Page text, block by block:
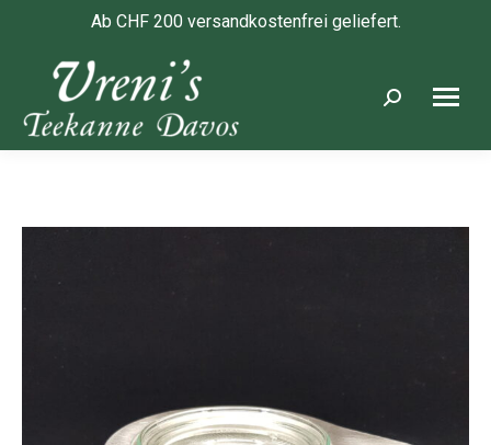
Ab CHF 200 versandkostenfrei geliefert.
Search: